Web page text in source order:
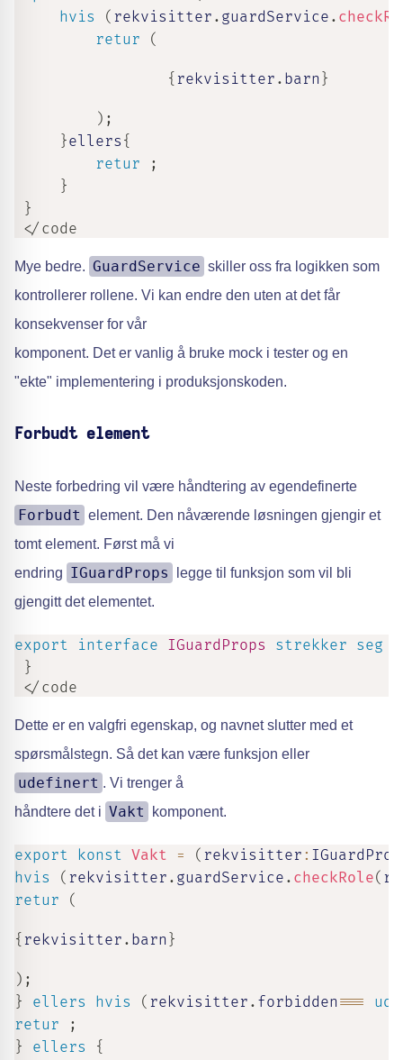
hvis
( rekvisitter . guardService .
retur
(
{ rekvisitter . barn }
) ;
}ellers {
retur
;
}
}
</code
Mye bedre. GuardService skiller oss fra logikken som
kontrollerer rollene. Vi kan endre den uten at det får
konsekvenser for vår
komponent. Det er vanlig å bruke mock i tester og en
"ekte" implementering i produksjonskoden.
Forbudt element
Neste forbedring vil være håndtering av egendefinerte
Forbudt element. Den nåværende løsningen gjengir et
tomt element. Først må vi
endring IGuardProps
legge til funksjon som vil bli
gjengitt det elementet.
export interface IGuardProps strekker seg
}
</code
Dette er en valgfri egenskap, og navnet slutter med et
spørsmålstegn. Så det kan være funksjon eller
udefinert . Vi trenger å
håndtere det i Vakt komponent.
export konst Vakt = ( rekvisitter :
hvis
( rekvisitter . guardService . checkRole(
retur
(
{ rekvisitter . barn }
) ;
}
ellers hvis ( rekvisitter . forbidden ===
retur
;
}
ellers
{